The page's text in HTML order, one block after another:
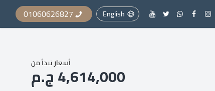
English
01060626827
أسعار تبدأ من4,614,000 ج.م